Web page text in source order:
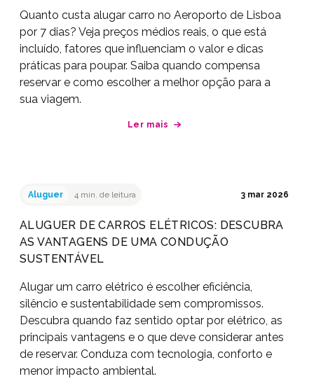
Quanto custa alugar carro no Aeroporto de Lisboa
por 7 dias? Veja preços médios reais, o que está
incluído, fatores que influenciam o valor e dicas
práticas para poupar. Saiba quando compensa
reservar e como escolher a melhor opção para a
sua viagem.
Ler mais
Aluguer 4 min. de leitura 3 mar 2026
ALUGUER DE CARROS ELÉTRICOS: DESCUBRA
AS VANTAGENS DE UMA CONDUÇÃO
SUSTENTÁVEL
Alugar um carro elétrico é escolher eficiência,
silêncio e sustentabilidade sem compromissos.
Descubra quando faz sentido optar por elétrico, as
principais vantagens e o que deve considerar antes
de reservar. Conduza com tecnologia, conforto e
menor impacto ambiental.